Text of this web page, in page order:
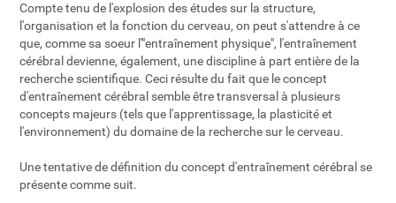
Compte tenu de l'explosion des études sur la structure,
l'organisation et la fonction du cerveau, on peut s'attendre à ce
que, comme sa soeur l'"entraînement physique", l'entraînement
cérébral devienne, également, une discipline à part entière de la
recherche scientifique. Ceci résulte du fait que le concept
d'entraînement cérébral semble être transversal à plusieurs
concepts majeurs (tels que l'apprentissage, la plasticité et
l'environnement) du domaine de la recherche sur le cerveau.
Une tentative de définition du concept d'entraînement cérébral se
présente comme suit.